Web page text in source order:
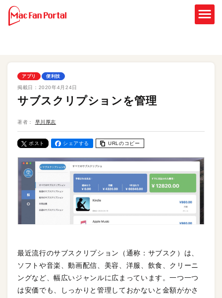
アプリ 便利技
掲載日： 2020年4月24日
サブスクリプションを管理
著者： 早川厚志
ポスト シェアする URLのコピー
最近流行のサブスクリプション（通称：サブスク）は、
ソフトや音楽、動画配信、美容、洋服、飲食、クリーニ
ングなど、幅広いジャンルに広まっています。一つ一つ
は安価でも、しっかりと管理しておかないと金額がかさ